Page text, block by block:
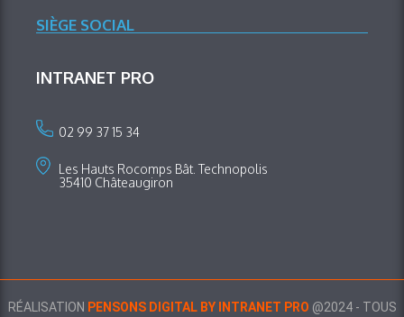
SIÈGE SOCIAL
INTRANET PRO
02 99 37 15 34
Les Hauts Rocomps Bât. Technopolis
35410 Châteaugiron
RÉALISATION PENSONS DIGITAL BY INTRANET PRO @2024 - TOUS